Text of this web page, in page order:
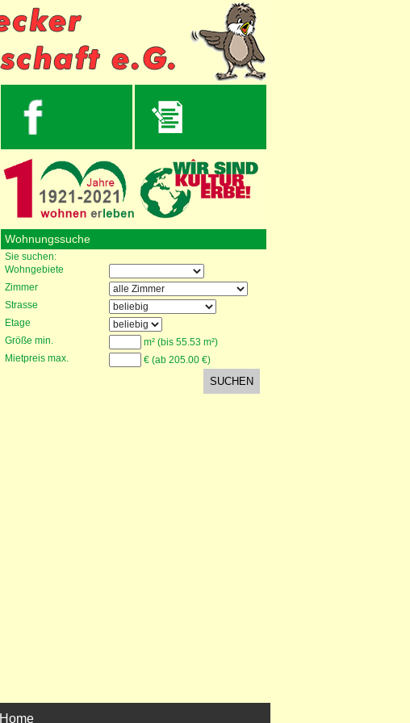
Wohnungssuche
Sie suchen:
Wohngebiete
Zimmer
Strasse
Etage
Größe min.
m² (bis 55.53 m²)
Mietpreis max.
€ (ab 205.00 €)
Home